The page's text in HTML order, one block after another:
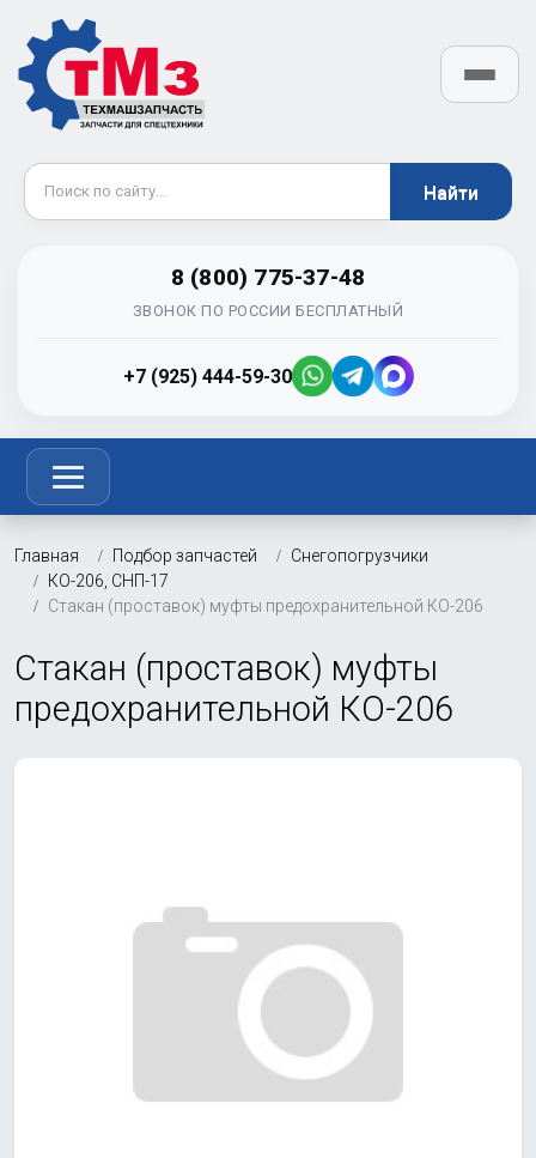
8 (800) 775-37-48
ЗВОНОК ПО РОССИИ БЕСПЛАТНЫЙ
+7 (925) 444-59-30
Главная Подбор запчастей
Снегопогрузчики
КО-206, СНП-17
Стакан (проставок) муфты предохранительной КО-206
Стакан (проставок) муфты
предохранительной КО-206